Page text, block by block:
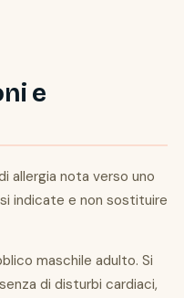
e
allergia nota verso uno
indicate e non sostituire
maschile adulto. Si
di disturbi cardiaci,